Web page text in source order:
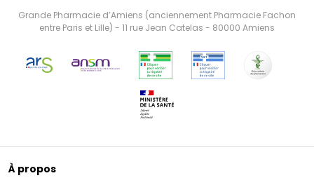
Grande Pharmacie d’Amiens (anciennement Pharmacie Fachon
entre Paris et Lille) - 11 rue Jean Catelas - 80000 Amiens
À propos